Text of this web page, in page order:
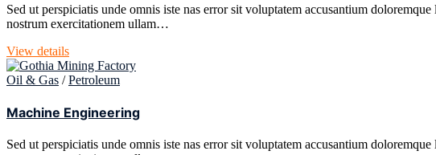
Sed ut perspiciatis unde omnis iste nas error sit voluptatem accusantium
nostrum exercitationem ullam…
View details
Oil & Gas /Petroleum
Machine Engineering
Sed ut perspiciatis unde omnis iste nas error sit voluptatem accusantium